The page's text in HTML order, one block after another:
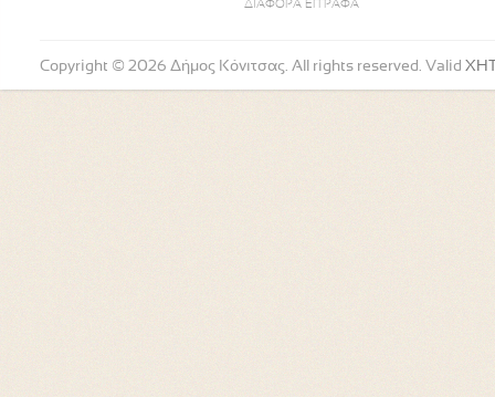
ΔΙΑΦΟΡΑ ΕΓΓΡΑΦΑ
Copyright © 2026 Δήμος Κόνιτσας. All rights reserved. Valid